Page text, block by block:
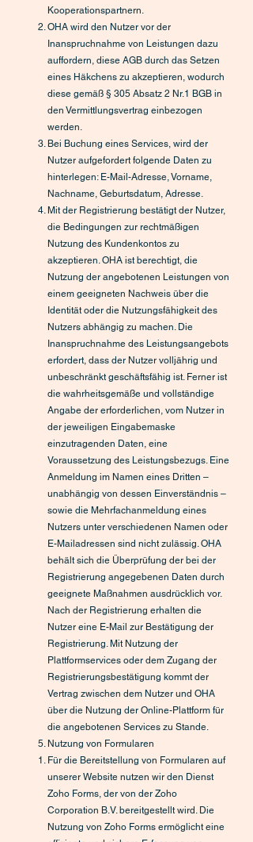
Kooperationspartnern.
OHA wird den Nutzer vor der
Inanspruchnahme von Leistungen dazu
auffordern, diese AGB durch das Setzen
eines Häkchens zu akzeptieren, wodurch
diese gemäß § 305 Absatz 2 Nr.1 BGB in
den Vermittlungsvertrag einbezogen
werden.
Bei Buchung eines Services, wird der
Nutzer aufgefordert folgende Daten zu
hinterlegen: E-Mail-Adresse, Vorname,
Nachname, Geburtsdatum, Adresse.
Mit der Registrierung bestätigt der Nutzer,
die Bedingungen zur rechtmäßigen
Nutzung des Kundenkontos zu
akzeptieren. OHA ist berechtigt, die
Nutzung der angebotenen Leistungen von
einem geeigneten Nachweis über die
Identität oder die Nutzungsfähigkeit des
Nutzers abhängig zu machen. Die
Inanspruchnahme des Leistungsangebots
erfordert, dass der Nutzer volljährig und
unbeschränkt geschäftsfähig ist. Ferner ist
die wahrheitsgemäße und vollständige
Angabe der erforderlichen, vom Nutzer in
der jeweiligen Eingabemaske
einzutragenden Daten, eine
Voraussetzung des Leistungsbezugs. Eine
Anmeldung im Namen eines Dritten –
unabhängig von dessen Einverständnis –
sowie die Mehrfachanmeldung eines
Nutzers unter verschiedenen Namen oder
E-Mailadressen sind nicht zulässig. OHA
behält sich die Überprüfung der bei der
Registrierung angegebenen Daten durch
geeignete Maßnahmen ausdrücklich vor.
Nach der Registrierung erhalten die
Nutzer eine E-Mail zur Bestätigung der
Registrierung. Mit Nutzung der
Plattformservices oder dem Zugang der
Registrierungsbestätigung kommt der
Vertrag zwischen dem Nutzer und OHA
über die Nutzung der Online-Plattform für
die angebotenen Services zu Stande.
Nutzung von Formularen
Für die Bereitstellung von Formularen auf
unserer Website nutzen wir den Dienst
Zoho Forms, der von der Zoho
Corporation B.V. bereitgestellt wird. Die
Nutzung von Zoho Forms ermöglicht eine